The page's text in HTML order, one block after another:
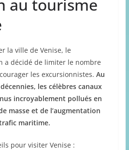
au tourisme
la ville de Venise, le
a décidé de limiter le nombre
les excursionnistes. Au
les célèbres canaux
incroyablement pollués en
masse et de l’augmentation
maritime.
pour visiter Venise :